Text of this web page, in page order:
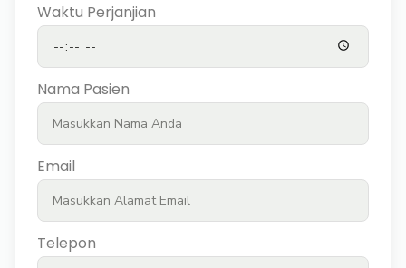
Waktu Perjanjian
Nama Pasien
Email
Telepon